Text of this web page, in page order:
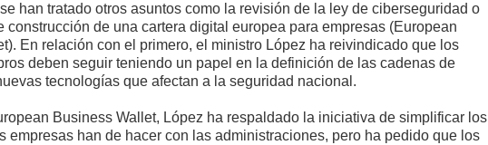
han tratado otros asuntos como la revisión de la ley de ciberseguridad o
construcción de una cartera digital europea para empresas (European
En relación con el primero, el ministro López ha reivindicado que los
deben seguir teniendo un papel en la definición de las cadenas de
tecnologías que afectan a la seguridad nacional.
Business Wallet, López ha respaldado la iniciativa de simplificar los
empresas han de hacer con las administraciones, pero ha pedido que los